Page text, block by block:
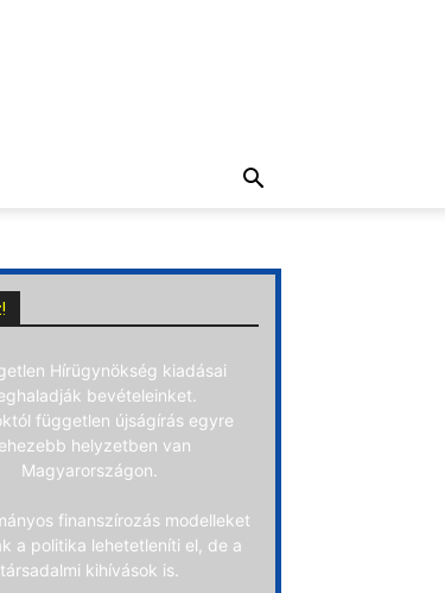
Hírügynökség kiadásai
bevételeinket.
független újságírás egyre
helyzetben van
Magyarországon.
finanszírozás modelleket
a politika lehetetleníti el, de a
társadalmi kihívások is.